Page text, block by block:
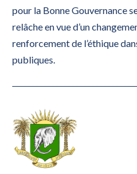
pour la Bonne Gouvernance
relâche en vue d’un
renforcement de l’éthique
publiques.